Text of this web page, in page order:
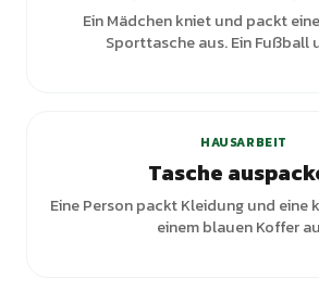
Ein Mädchen kniet und packt
Sporttasche aus. Ein Fußball
HAUSARBEIT
Tasche
Eine Person packt Kleidung und eine
einem blauen Koffer